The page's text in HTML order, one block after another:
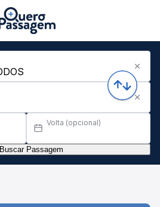
Volta (opcional)
Buscar Passagem